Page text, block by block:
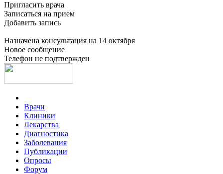
Пригласить врача
Записаться на прием
Добавить запись
Назначена консультация на 14 октября
Новое сообщение
Телефон не подтвержден
Врачи
Клиники
Лекарства
Диагностика
Заболевания
Публикации
Опросы
Форум